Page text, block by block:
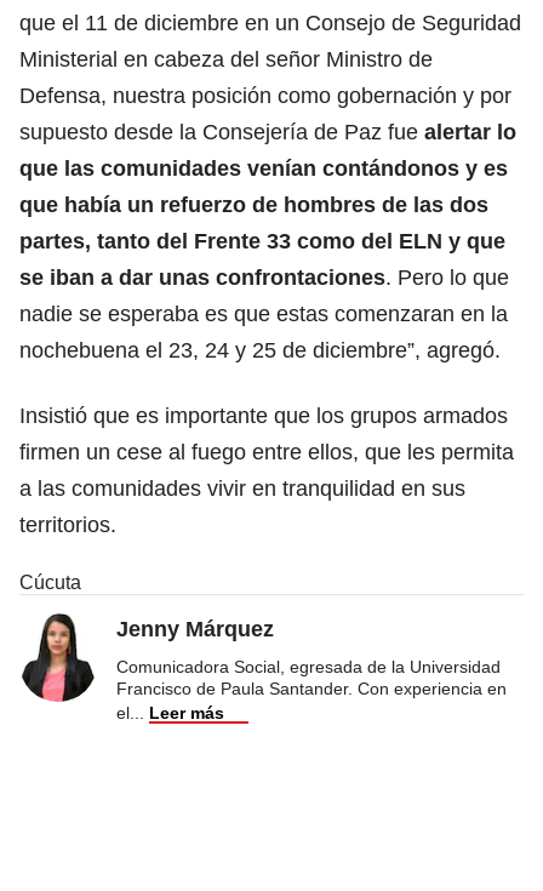
que el 11 de diciembre en un Consejo de Seguridad
Ministerial en cabeza del señor Ministro de
Defensa, nuestra posición como gobernación y por
supuesto desde la Consejería de Paz fue alertar lo
que las comunidades venían contándonos y es
que había un refuerzo de hombres de las dos
partes, tanto del Frente 33 como del ELN y que
se iban a dar unas confrontaciones. Pero lo que
nadie se esperaba es que estas comenzaran en la
nochebuena el 23, 24 y 25 de diciembre”, agregó.
Insistió que es importante que los grupos armados
firmen un cese al fuego entre ellos, que les permita
a las comunidades vivir en tranquilidad en sus
territorios.
Cúcuta
Jenny Márquez
Comunicadora Social, egresada de la Universidad
Francisco de Paula Santander. Con experiencia en
el
Leer más